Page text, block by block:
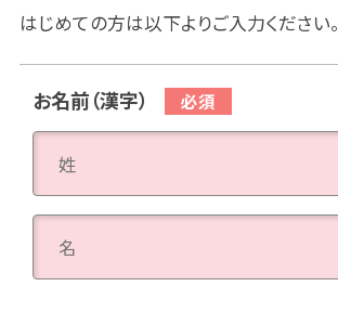
はじめての方は以下よりご入力ください。
お名前（漢字）